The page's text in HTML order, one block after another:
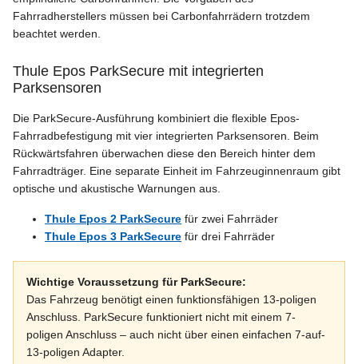
Fahrradherstellers müssen bei Carbonfahrrädern trotzdem
beachtet werden.
Thule Epos ParkSecure mit integrierten
Parksensoren
Die ParkSecure-Ausführung kombiniert die flexible Epos-
Fahrradbefestigung mit vier integrierten Parksensoren. Beim
Rückwärtsfahren überwachen diese den Bereich hinter dem
Fahrradträger. Eine separate Einheit im Fahrzeuginnenraum gibt
optische und akustische Warnungen aus.
Thule Epos 2 ParkSecure für zwei Fahrräder
Thule Epos 3 ParkSecure für drei Fahrräder
Wichtige Voraussetzung für ParkSecure:
Das Fahrzeug benötigt einen funktionsfähigen 13-poligen
Anschluss. ParkSecure funktioniert nicht mit einem 7-
poligen Anschluss – auch nicht über einen einfachen 7-auf-
13-poligen Adapter.